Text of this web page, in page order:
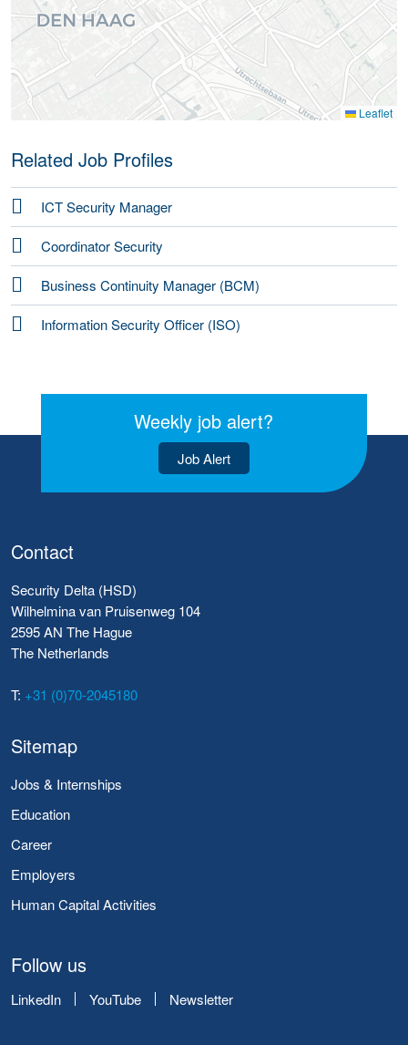
Leaflet
Related Job Profiles
ICT Security Manager
Coordinator Security
Business Continuity Manager (BCM)
Information Security Officer (ISO)
Weekly job alert?
Job Alert
Contact
Security Delta (HSD)
Wilhelmina van Pruisenweg 104
2595 AN The Hague
The Netherlands
T: +31 (0)70-2045180
Sitemap
Jobs & Internships
Education
Career
Employers
Human Capital Activities
Follow us
LinkedIn YouTube Newsletter